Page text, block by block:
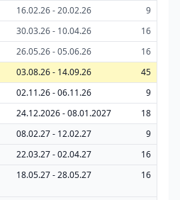
16.02.26 - 20.02.26
9
30.03.26 - 10.04.26
16
26.05.26 - 05.06.26
16
03.08.26 - 14.09.26
45
02.11.26 - 06.11.26
9
24.12.2026 - 08.01.2027
18
08.02.27 - 12.02.27
9
22.03.27 - 02.04.27
16
18.05.27 - 28.05.27 16